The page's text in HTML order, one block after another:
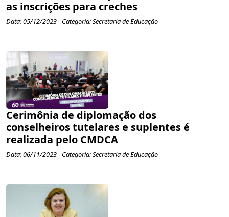
as inscrições para creches
Data: 05/12/2023 - Categoria: Secretaria de Educação
Cerimônia de diplomação dos
conselheiros tutelares e suplentes é
realizada pelo CMDCA
Data: 06/11/2023 - Categoria: Secretaria de Educação